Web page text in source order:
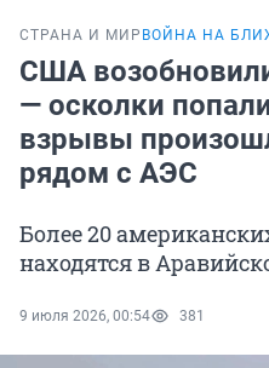
СТРАНА И МИР ВОЙНА НА
США
— осколки
взрывы
рядом с АЭС
Более 20
находятся в
9 июля 2026, 00:54 381